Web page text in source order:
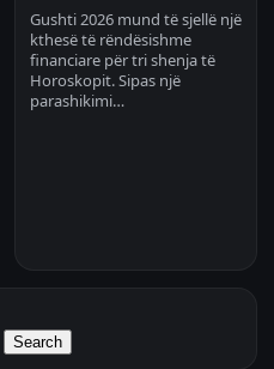
Gushti 2026 mund të sjellë një
kthesë të rëndësishme
financiare për tri shenja të
Horoskopit. Sipas një
parashikimi…
Search